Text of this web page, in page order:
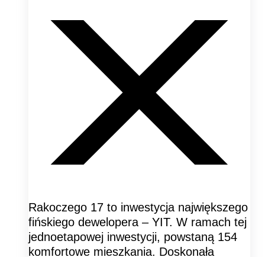
Rakoczego 17 to inwestycja największego
fińskiego dewelopera – YIT. W ramach tej
jednoetapowej inwestycji, powstaną 154
komfortowe mieszkania. Doskonała